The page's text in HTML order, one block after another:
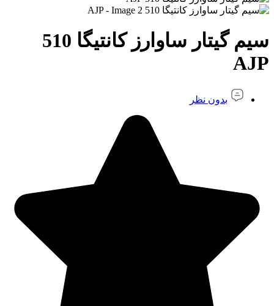
سیم گیتار ساوارز کانتیگا 510
AJP
بدون نظر